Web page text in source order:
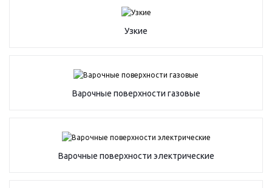
Узкие
Варочные поверхности газовые
Варочные поверхности электрические